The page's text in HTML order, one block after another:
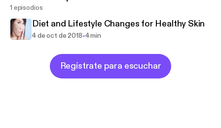
1 episodios
Diet and Lifestyle Changes for Healthy Skin
4 de oct de 2018-4 min
Regístrate para escuchar